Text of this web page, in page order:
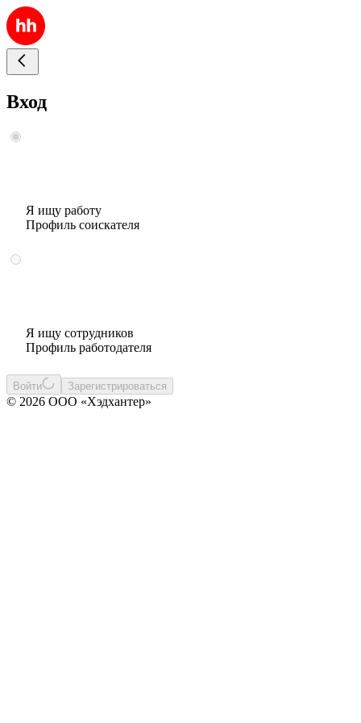
Вход
Я ищу работу
Профиль соискателя
Я ищу сотрудников
Профиль работодателя
Войти Зарегистрироваться
© 2026 ООО «Хэдхантер»